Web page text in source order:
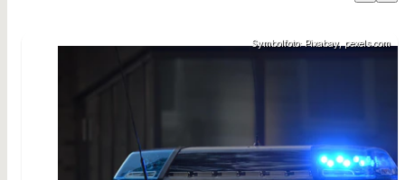
Symbolfoto: Pixabay, pexels.com